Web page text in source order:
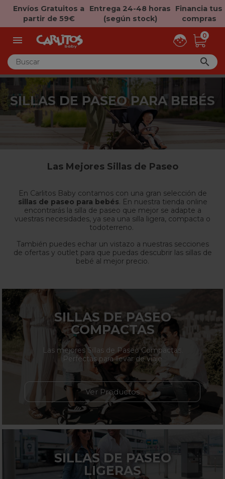
Envíos Gratuitos a
partir de 59€
Entrega 24-48 horas
(según stock)
Financia tus
compras
 0

SILLAS DE PASEO PARA BEBÉS
Las Mejores Sillas de Paseo
En Carlitos Baby contamos con una gran selección de
sillas de paseo para bebés. En nuestra tienda online
encontrarás la silla de paseo que mejor se adapte a
vuestras necesidades, ya sea una silla ligera, compacta o
todoterreno.
También puedes echar un vistazo a nuestras secciones
de ofertas y outlet para que puedas descubrir las sillas de
bebé al mejor precio.
SILLAS DE PASEO
COMPACTAS
Las mejores Sillas de Paseo Compactas.
Perfectas para llevar de viaje
Ver Productos
SILLAS DE PASEO
LIGERAS